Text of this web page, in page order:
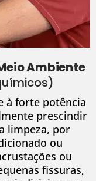
Ambiente
à forte potência
prescindir
limpeza, por
ou
ou
fissuras,